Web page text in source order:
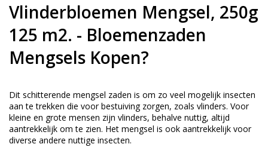
Vlinderbloemen Mengsel, 250g
125 m2. - Bloemenzaden
Mengsels Kopen?
Dit schitterende mengsel zaden is om zo veel mogelijk insecten
aan te trekken die voor bestuiving zorgen, zoals vlinders. Voor
kleine en grote mensen zijn vlinders, behalve nuttig, altijd
aantrekkelijk om te zien. Het mengsel is ook aantrekkelijk voor
diverse andere nuttige insecten.